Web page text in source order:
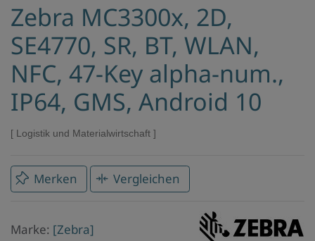
Zebra MC3300x, 2D,
SE4770, SR, BT, WLAN,
NFC, 47-Key alpha-num.,
IP64, GMS, Android 10
Logistik und Materialwirtschaft
Merken Vergleichen
Marke: [Zebra]
Marke
Zebra